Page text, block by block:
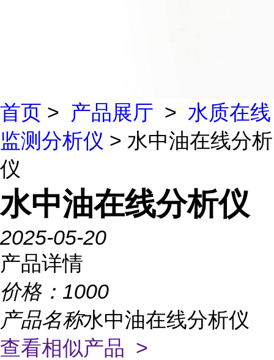
首页 > 产品展厅 > 水质在线
监测分析仪 > 水中油在线分析
仪
水中油在线分析仪
2025-05-20
产品详情
价格： 1000
产品名称水中油在线分析仪
查看相似产品 >